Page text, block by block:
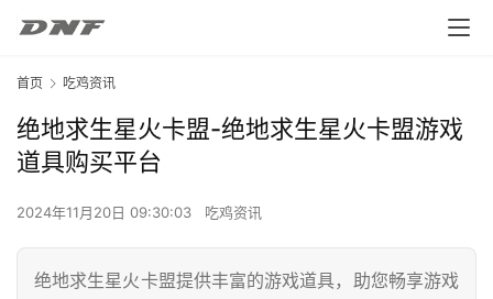
首页 吃鸡资讯
绝地求生星火卡盟-绝地求生星火卡盟游戏
道具购买平台
2024年11月20日 09:30:03 吃鸡资讯
绝地求生星火卡盟提供丰富的游戏道具，助您畅享游戏